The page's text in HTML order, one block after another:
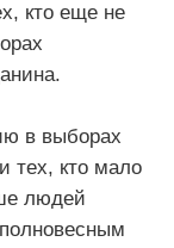
кто еще не
в выборах
тех, кто мало
людей